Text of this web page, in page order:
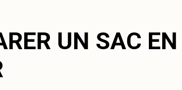
UN SAC EN